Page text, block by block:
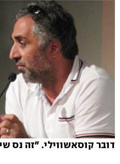
דובר קוסאשווילי. "זה נס